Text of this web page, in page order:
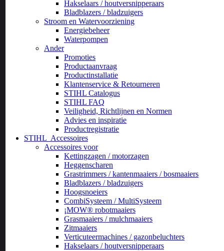
Hakselaars / houtversnipperaars
Bladblazers / bladzuigers
Stroom en Watervoorziening
Energiebeheer
Waterpompen
Ander
Promoties
Productaanvraag
Productinstallatie
Klantenservice & Retourneren
STIHL Catalogus
STIHL FAQ
Veiligheid, Richtlijnen en Normen
Advies en inspiratie
Productregistratie
STIHL Accessoires
Accessoires voor
Kettingzagen / motorzagen
Heggenscharen
Grastrimmers / kantenmaaiers / bosmaaiers
Bladblazers / bladzuigers
Hoogsnoeiers
CombiSysteem / MultiSysteem
¡MOW® robotmaaiers
Grasmaaiers / mulchmaaiers
Zitmaaiers
Verticuteermachines / gazonbeluchters
Hakselaars / houtversnipperaars